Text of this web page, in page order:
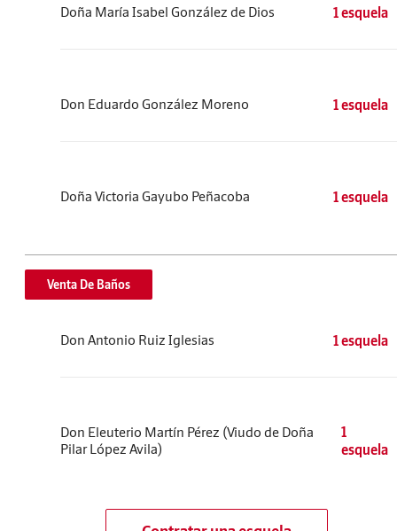
Doña María Isabel González de Dios 1 esquela
Don Eduardo González Moreno 1 esquela
Doña Victoria Gayubo Peñacoba 1 esquela
Venta De Baños
Don Antonio Ruiz Iglesias 1 esquela
Don Eleuterio Martín Pérez (Viudo de Doña
Pilar López Avila)
1
esquela